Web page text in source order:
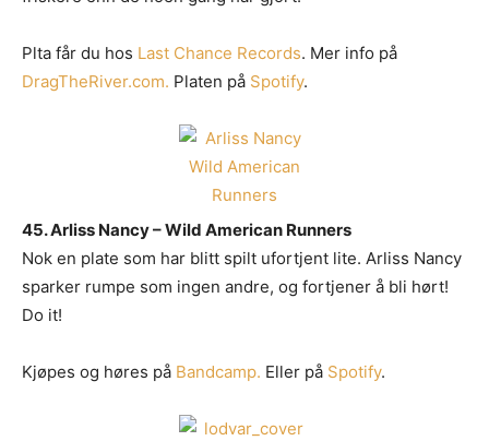
Plta får du hos Last Chance Records. Mer info på
DragTheRiver.com. Platen på Spotify.
45. Arliss Nancy – Wild American Runners
Nok en plate som har blitt spilt ufortjent lite. Arliss Nancy
sparker rumpe som ingen andre, og fortjener å bli hørt!
Do it!
Kjøpes og høres på Bandcamp. Eller på Spotify.